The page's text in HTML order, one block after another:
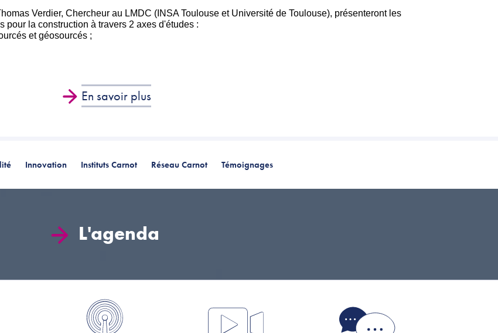
Verdier, Chercheur au LMDC (INSA Toulouse et Université de Toulouse), présenteront les
la construction à travers 2 axes d'études :
et géosourcés ;
En savoir plus
Innovation Instituts Carnot Réseau Carnot Témoignages
L'agenda